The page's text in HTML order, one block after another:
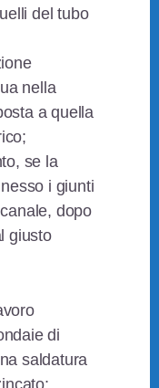
del tubo
nella
a quella
se la
i giunti
dopo
giusto
di
saldatura